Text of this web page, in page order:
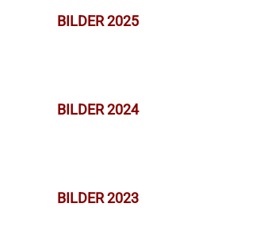
BILDER 2025
BILDER 2024
BILDER 2023